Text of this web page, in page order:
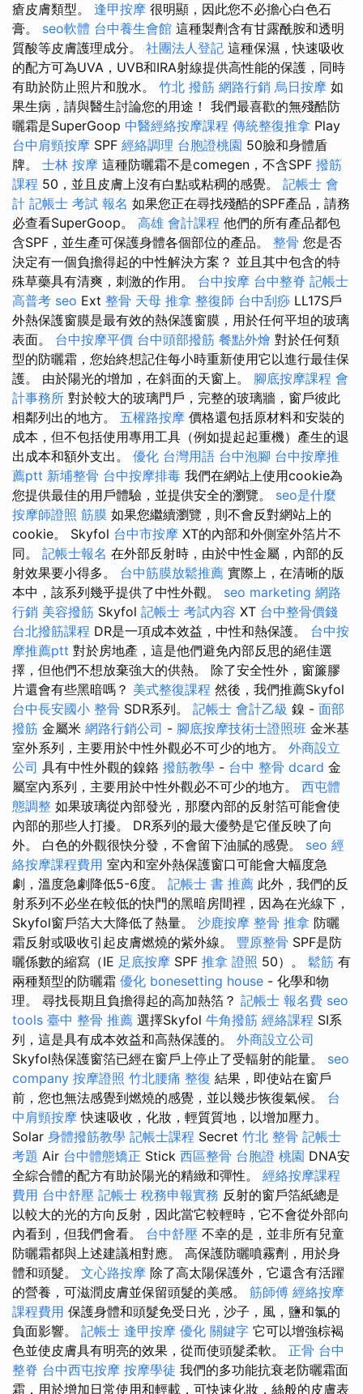
瘡皮膚類型。 逢甲按摩 很明顯，因此您不必擔心白色石
膏。 seo軟體 台中養生會館 這種製劑含有甘露酰胺和透明
質酸等皮膚護理成分。 社團法人登記 這種保濕，快速吸收
的配方可為UVA，UVB和IRA射線提供高性能的保護，同時
有助於防止照片和脫水。 竹北 撥筋 網路行銷 烏日按摩 如
果生病，請與醫生討論您的用途！ 我們最喜歡的無殘酷防
曬霜是SuperGoop 中醫經絡按摩課程 傳統整復推拿 Play
台中肩頸按摩 SPF 經絡調理 台胞證桃園 50臉和身體盾
牌。 士林 按摩 這種防曬霜不是comegen，不含SPF 撥筋
課程 50，並且皮膚上沒有白點或粘稠的感覺。 記帳士 會
計 記帳士 考試 報名 如果您正在尋找殘酷的SPF產品，請務
必查看SuperGoop。 高雄 會計課程 他們的所有產品都包
含SPF，並生產可保護身體各個部位的產品。 整骨 您是否
決定有一個負擔得起的中性解決方案？ 並且其中包含的特
殊草藥具有清爽，刺激的作用。 台中按摩 台中整脊 記帳士
高普考 seo Ext 整骨 天母 推拿 整復師 台中刮痧 LL17S戶
外熱保護窗膜是最有效的熱保護窗膜，用於任何平坦的玻璃
表面。 台中按摩平價 台中頭部撥筋 餐點外燴 對於任何類
型的防曬霜，您始終想記住每小時重新使用它以進行最佳保
護。 由於陽光的增加，在斜面的天窗上。 腳底按摩課程 會
計事務所 對於較大的玻璃門戶，完整的玻璃牆，窗戶彼此
相鄰列出的地方。 五權路按摩 價格還包括原材料和安裝的
成本，但不包括使用專用工具（例如提起起重機）產生的退
出成本和額外支出。 優化 台灣用語 台中泡腳 台中按摩推
薦ptt 新埔整骨 台中按摩排毒 我們在網站上使用cookie為
您提供最佳的用戶體驗，並提供安全的瀏覽。 seo是什麼
按摩師證照 筋膜 如果您繼續瀏覽，則不會反對網站上的
cookie。 Skyfol 台中市按摩 XT的內部和外側室外箔片不
同。 記帳士報名 在外部反射時，由於中性金屬，內部的反
射效果要小得多。 台中筋膜放鬆推薦 實際上，在清晰的版
本中，該系列幾乎提供了中性外觀。 seo marketing 網路
行銷 美容撥筋 Skyfol 記帳士 考試內容 XT 台中整骨價錢
台北撥筋課程 DR是一項成本效益，中性和熱保護。 台中按
摩推薦ptt 對於房地產，這是他們避免內部反思的絕佳選
擇，但他們不想放棄強大的供熱。 除了安全性外，窗簾膠
片還會有些黑暗嗎？ 美式整復課程 然後，我們推薦Skyfol
台中長安國小 整骨 SDR系列。 記帳士 會計乙級 鎳 - 面部
撥筋 金屬米 網路行銷公司 - 腳底按摩技術士證照班 金米基
室外系列，主要用於中性外觀必不可少的地方。 外商設立
公司 具有中性外觀的鎳鉻 撥筋教學 - 台中 整骨 dcard 金
屬室內系列，主要用於中性外觀必不可少的地方。 西屯體
態調整 如果玻璃從內部發光，那麼內部的反射箔可能會使
內部的那些人打擾。 DR系列的最大優勢是它僅反映了向
外。 白色的外觀很快分發，不會留下油膩的感覺。 seo 經
絡按摩課程費用 室內和室外熱保護窗口可能會大幅度急
劇，溫度急劇降低5-6度。 記帳士 書 推薦 此外，我們的反
射系列不必坐在較低的快門的黑暗房間裡，因為在光線下，
Skyfol窗戶箔大大降低了熱量。 沙鹿按摩 整骨 推拿 防曬
霜反射或吸收引起皮膚燃燒的紫外線。 豐原整骨 SPF是防
曬係數的縮寫（IE 足底按摩 SPF 推拿 證照 50）。 鬆筋 有
兩種類型的防曬霜 優化 bonesetting house - 化學和物
理。 尋找長期且負擔得起的高加熱箔？ 記帳士 報名費 seo
tools 臺中 整骨 推薦 選擇Skyfol 牛角撥筋 經絡課程 SI系
列，這是具有成本效益和高熱保護的。 外商設立公司
Skyfol熱保護窗箔已經在窗戶上停止了受輻射的能量。 seo
company 按摩證照 竹北腰痛 整復 結果，即使站在窗戶
前，您也無法感覺到燃燒的感覺，並以幾步恢復氣候。 台
中肩頸按摩 快速吸收，化妝，輕質質地，以增加壓力。
Solar 身體撥筋教學 記帳士課程 Secret 竹北 整骨 記帳士
考題 Air 台中體態矯正 Stick 西區整骨 台胞證 桃園 DNA安
全綜合體的配方有助於陽光的精緻和彈性。 經絡按摩課程
費用 台中舒壓 記帳士 稅務申報實務 反射的窗戶箔紙總是
以較大的光的方向反射，因此當它較輕時，它不會從外部向
內看到，但我們會看。 台中舒壓 不幸的是，並非所有兒童
防曬霜都與上述建議相對應。 高保護防曬噴霧劑，用於身
體和頭髮。 文心路按摩 除了高太陽保護外，它還含有活躍
的營養，可滋潤皮膚並保留頭髮的美感。 筋師傅 經絡按摩
課程費用 保護身體和頭髮免受日光，沙子，風，鹽和氯的
負面影響。 記帳士 逢甲按摩 優化 關鍵字 它可以增強棕褐
色並使皮膚具有明亮的效果，從而使頭髮柔軟。 正骨 台中
整脊 台中西屯按摩 按摩學徒 我們的多功能抗衰老防曬霜面
霜，用於增加日常使用和輕載，可快速化妝，絲般的皮膚表